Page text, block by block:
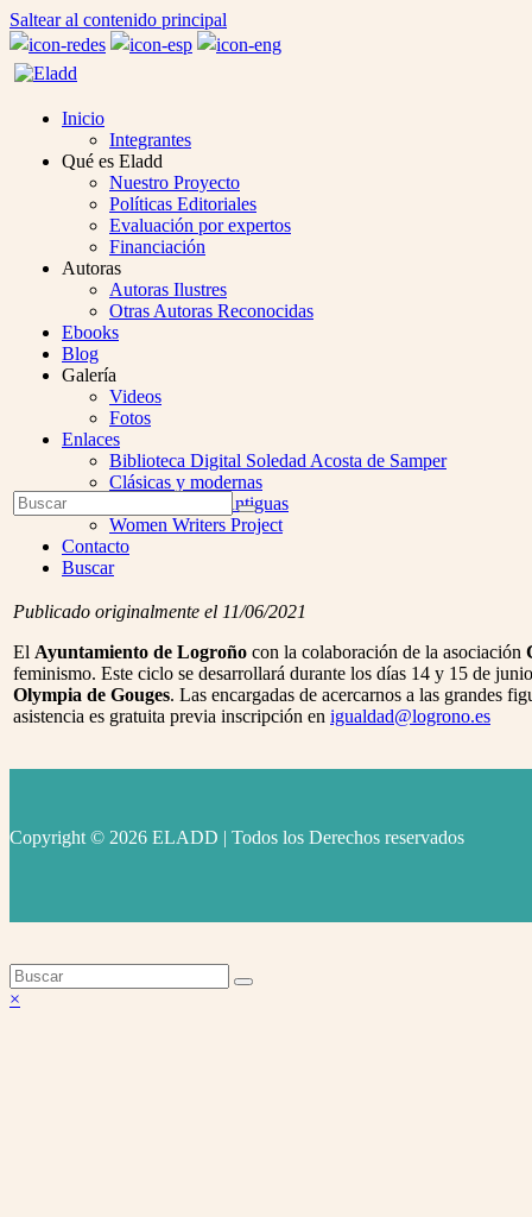
Saltear al contenido principal
Inicio
Integrantes
Qué es Eladd
Nuestro Proyecto
Políticas Editoriales
Evaluación por expertos
Financiación
Autoras
Autoras Ilustres
Otras Autoras Reconocidas
Ebooks
Blog
Galería
Videos
Fotos
Enlaces
Biblioteca Digital Soledad Acosta de Samper
Clásicas y modernas
Colección Las Antiguas
Women Writers Project
Contacto
Buscar
Open
Mobile
Menu
Buscar
Enviar
Publicado originalmente el 11/06/2021
El Ayuntamiento de Logroño con la colaboración de la asociación
feminismo. Este ciclo se desarrollará durante los días 14 y 15 de
Olympia de Gouges. Las encargadas de acercarnos a las grandes
asistencia es gratuita previa inscripción en igualdad@logrono.es
Copyright © 2026 ELADD | Todos los Derechos reservados
Volver
×